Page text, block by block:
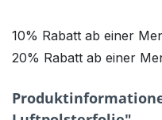
10% Rabatt ab einer
20% Rabatt ab einer